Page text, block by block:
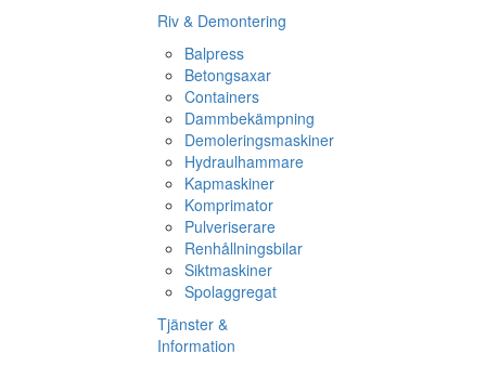
Riv & Demontering
Balpress
Betongsaxar
Containers
Dammbekämpning
Demoleringsmaskiner
Hydraulhammare
Kapmaskiner
Komprimator
Pulveriserare
Renhållningsbilar
Siktmaskiner
Spolaggregat
Tjänster &
Information